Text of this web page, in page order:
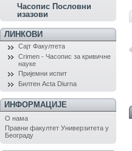
Часопис Пословни
изазови
ЛИНКОВИ
Сајт Факултета
Crimen - Часопис за кривичне
науке
Пријемни испит
Билтен Acta Diurna
ИНФОРМАЦИЈЕ
О нама
Правни факултет Универзитета у
Београду